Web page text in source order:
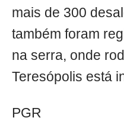
mais de 300
também foram
na serra, onde
Teresópolis está
PGR